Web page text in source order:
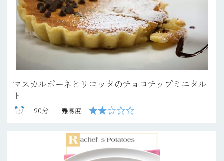
マスカルポーネとリコッタのチョコチップミニタル
ト
90分 難易度